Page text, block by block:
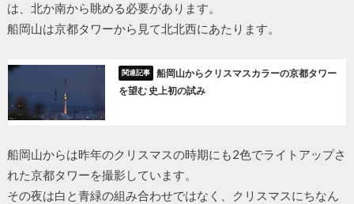
は、北か南から眺める必要があります。
船岡山は京都タワーから見て北北西にあたります。
船岡山からクリスマスカラーの京都タワー
を望む 史上初の試み
船岡山からは昨年のクリスマスの時期にも2色でライトアップさ
れた京都タワーを撮影しています。
その夜は白と青緑の組み合わせではなく、クリスマスにちなん